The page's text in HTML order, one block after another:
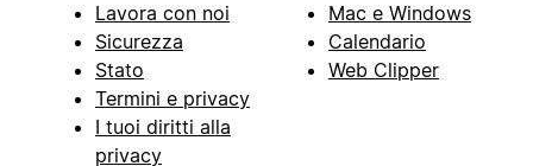
Lavora con noi
Sicurezza
Stato
Termini e privacy
I tuoi diritti alla
privacy
Mac e Windows
Calendario
Web Clipper